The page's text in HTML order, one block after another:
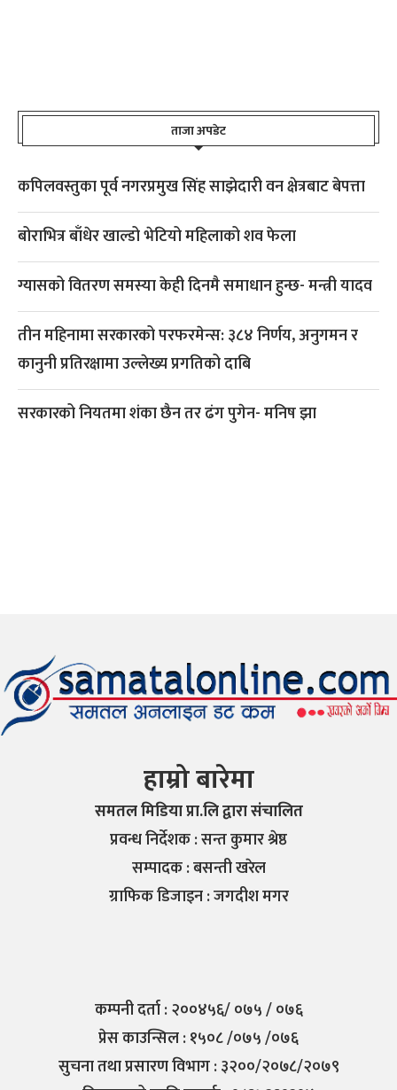
ताजा अपडेट
कपिलवस्तुका पूर्व नगरप्रमुख सिंह साझेदारी वन क्षेत्रबाट बेपत्ता
बोराभित्र बाँधेर खाल्डो भेटियो महिलाको शव फेला
ग्यासको वितरण समस्या केही दिनमै समाधान हुन्छ- मन्त्री यादव
तीन महिनामा सरकारको परफरमेन्स: ३८४ निर्णय, अनुगमन र
कानुनी प्रतिरक्षामा उल्लेख्य प्रगतिको दाबि
सरकारको नियतमा शंका छैन तर ढंग पुगेन- मनिष झा
हाम्रो बारेमा
समतल मिडिया प्रा.लि द्वारा संचालित
प्रवन्ध निर्देशक : सन्त कुमार श्रेष्ठ
सम्पादक : बसन्ती खरेल
ग्राफिक डिजाइन : जगदीश मगर
कम्पनी दर्ता : २००४५६/ ०७५ / ०७६
प्रेस काउन्सिल : १५०८ /०७५ /०७६
सुचना तथा प्रसारण विभाग : ३२००/२०७८/२०७९